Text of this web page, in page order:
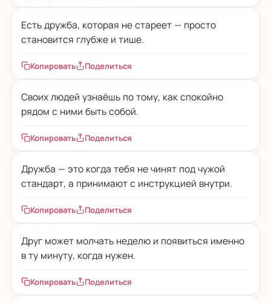
Есть дружба, которая не стареет — просто
становится глубже и тише.
Копировать Поделиться
Своих людей узнаёшь по тому, как спокойно
рядом с ними быть собой.
Копировать Поделиться
Дружба — это когда тебя не чинят под чужой
стандарт, а принимают с инструкцией внутри.
Копировать Поделиться
Друг может молчать неделю и появиться именно
в ту минуту, когда нужен.
Копировать Поделиться